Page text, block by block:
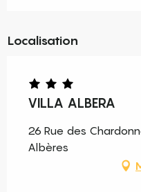
Localisation
VILLA ALBERA
26 Rue des
Albères